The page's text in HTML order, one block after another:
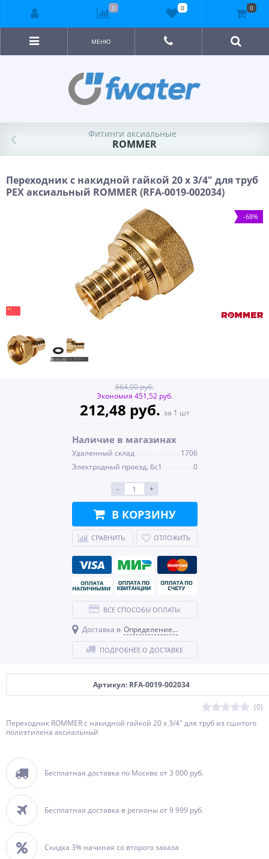
МЕНЮ
Фитинги аксиальные
ROMMER
Переходник с накидной гайкой 20 x 3/4" для труб
PEХ аксиальный ROMMER (RFA-0019-002034)
-68%
Артикул: RFA-0019-002034
(0)
Переходник ROMMER с накидной гайкой 20 x 3/4" для труб из сшитого
полиэтилена аксиальный
Бесплатная доставка по Москве от 3 000 руб.
Бесплатная доставка в регионы от 9 999 руб.
Скидка 3% начиная со второго заказа
664,00 руб.
Экономия 451,52 руб.
212,48 руб. за 1 шт
Наличие в магазинах
Удаленный склад
1706
Электродный проезд, 6с1
0
- +
В КОРЗИНУ
СРАВНИТЬ ОТЛОЖИТЬ
ВСЕ СПОСОБЫ ОПЛАТЫ
Доставка в Определение...
ПОДРОБНЕЕ О ДОСТАВКЕ
0 0 0